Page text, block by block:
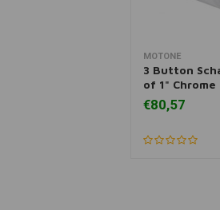
Toevoegen
MOTONE
3 Button
of 1" Chrome
€80,57